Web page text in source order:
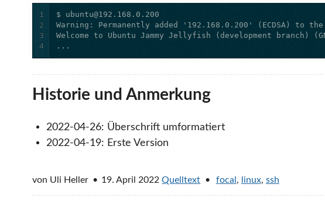
1
2
3
4
...
Historie und Anmerkung
2022-04-26: Überschrift umformatiert
2022-04-19: Erste Version
von Uli Heller 19. April 2022 Quelltext focal , linux, ssh